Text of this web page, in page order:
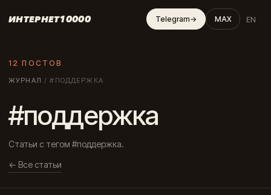
ИНТЕРНЕТ10000 Telegram→ MAX EN
12 ПОСТОВ
ЖУРНАЛ /#ПОДДЕРЖКА
#поддержка
Статьи с тегом #поддержка.
← Все статьи